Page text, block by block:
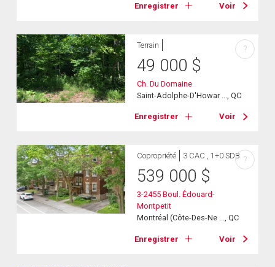
Enregistrer Voir
Terrain
49 000 $
Ch. Du Domaine
Saint-Adolphe-D'Howar ..., QC
Enregistrer Voir
?
Copropriété 3 CAC , 1+0 SDB
539 000 $
3-2455 Boul. Édouard-
Montpetit
Montréal (Côte-Des-Ne ..., QC
Enregistrer Voir
?